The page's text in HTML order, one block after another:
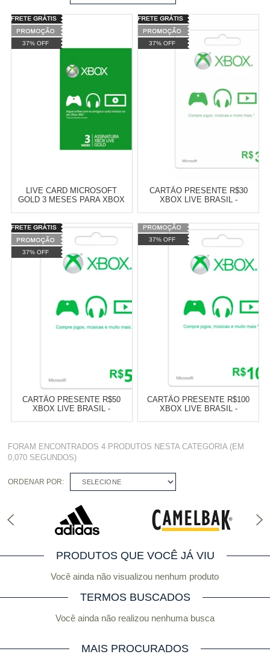
37% OFF
LIVE CARD MICROSOFT
GOLD 3 MESES PARA XBOX
Varejo:
4.050,70
Atacado: R$ 2.550,90
(Apenas
Revendedor)
de R$ 255,09
GIFT CARD
COMPRAR
37% OFF
CARTÃO PRESENTE R$30
XBOX LIVE BRASIL -
Varejo:
4.050,70
Atacado: R$ 2.550,90
Revendedor)
de R$ 255,09
GIFT CARD
COMPRAR
37% OFF
CARTÃO PRESENTE R$50
XBOX LIVE BRASIL -
Varejo: R$ 4.050,70
Atacado: R$ 2.550,90
10 x de R$ 255,09
GIFT CARD
37% OFF
CARTÃO PRESENTE R$100
XBOX LIVE BRASIL -
Varejo: R$ 4.050,70
10
Cat:
FORAM ENCONTRADOS4 PRODUTOS NESTA CATEGORIA (EM
0,070 SEGUNDOS)
ORDENAR POR: SELECIONE
PRODUTOS QUE VOCÊ JÁ VIU
Você ainda não visualizou nenhum produto
TERMOS BUSCADOS
Você ainda não realizou nenhuma busca
MAIS PROCURADOS